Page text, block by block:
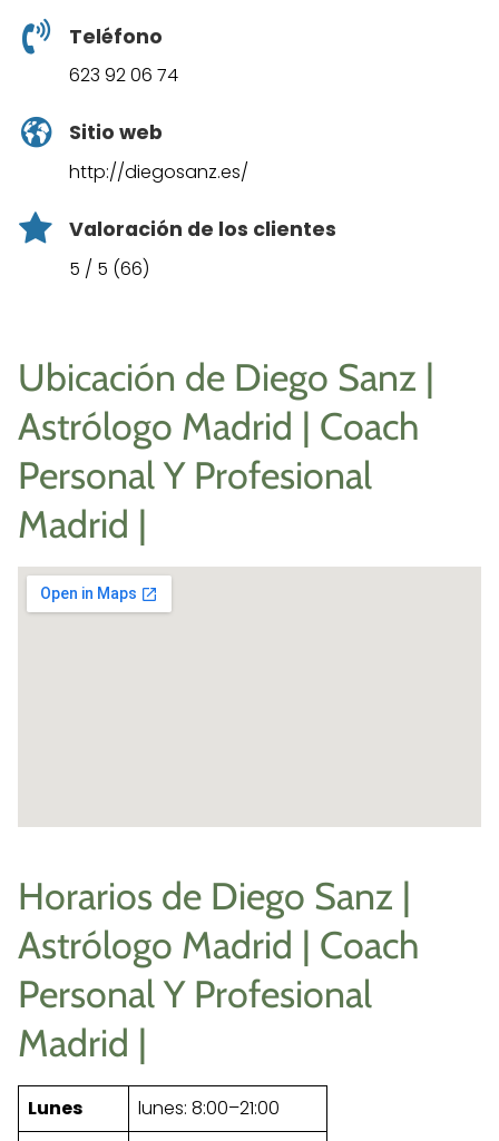
Teléfono
623 92 06 74
Sitio web
http://diegosanz.es/
Valoración de los clientes
5 / 5 (66)
Ubicación de Diego Sanz |
Astrólogo Madrid | Coach
Personal Y Profesional
Madrid |
Horarios de Diego Sanz |
Astrólogo Madrid | Coach
Personal Y Profesional
Madrid |
Lunes
lunes: 8:00–21:00